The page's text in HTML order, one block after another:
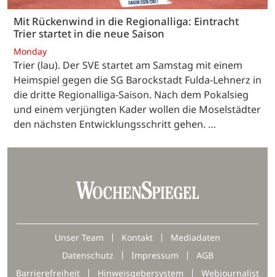
Mit Rückenwind in die Regionalliga: Eintracht
Trier startet in die neue Saison
Monday
Trier (lau). Der SVE startet am Samstag mit einem
Heimspiel gegen die SG Barockstadt Fulda-Lehnerz in
die dritte Regionalliga-Saison. Nach dem Pokalsieg
und einem verjüngten Kader wollen die Moselstädter
den nächsten Entwicklungsschritt gehen. …
Unser Team Kontakt
Mediadaten
Datenschutz
Impressum
AGB
Barrierefreiheit
Hinweisgebersystem Webjournalist